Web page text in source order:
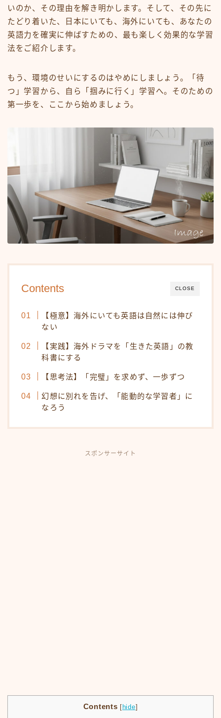
いのか、その理由を解き明かします。そして、その先に
たどり着いた、日本にいても、海外にいても、あなたの
英語力を確実に伸ばすための、最も楽しく効果的な学習
法をご紹介します。
もう、環境のせいにするのはやめにしましょう。「待
つ」学習から、自ら「掴みに行く」学習へ。そのための
第一歩を、ここから始めましょう。
CLOSE
Contents
【極意】海外にいても英語は自然には伸び
ない
【実践】海外ドラマを「生きた英語」の教
科書にする
【思考法】「完璧」を求めず、一歩ずつ
幻想に別れを告げ、「能動的な学習者」に
なろう
スポンサーサイト
Contents [ hide]